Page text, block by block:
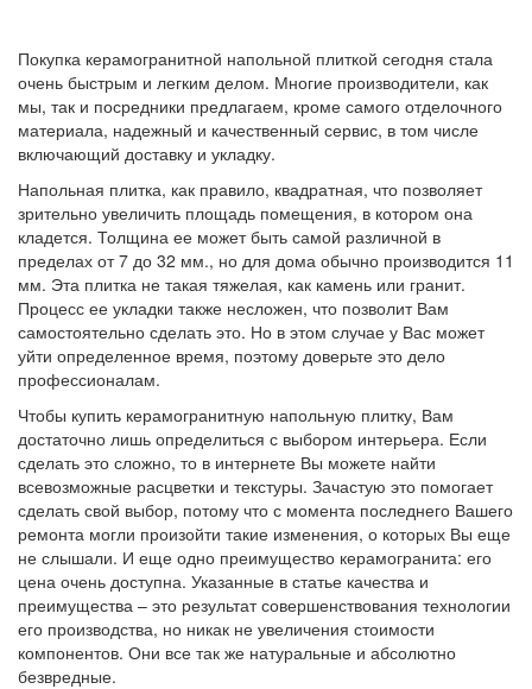
Покупка керамогранитной напольной плиткой сегодня стала
очень быстрым и легким делом. Многие производители, как
мы, так и посредники предлагаем, кроме самого отделочного
материала, надежный и качественный сервис, в том числе
включающий доставку и укладку.
Напольная плитка, как правило, квадратная, что позволяет
зрительно увеличить площадь помещения, в котором она
кладется. Толщина ее может быть самой различной в
пределах от 7 до 32 мм., но для дома обычно производится 11
мм. Эта плитка не такая тяжелая, как камень или гранит.
Процесс ее укладки также несложен, что позволит Вам
самостоятельно сделать это. Но в этом случае у Вас может
уйти определенное время, поэтому доверьте это дело
профессионалам.
Чтобы купить керамогранитную напольную плитку, Вам
достаточно лишь определиться с выбором интерьера. Если
сделать это сложно, то в интернете Вы можете найти
всевозможные расцветки и текстуры. Зачастую это помогает
сделать свой выбор, потому что с момента последнего Вашего
ремонта могли произойти такие изменения, о которых Вы еще
не слышали. И еще одно преимущество керамогранита: его
цена очень доступна. Указанные в статье качества и
преимущества – это результат совершенствования технологии
его производства, но никак не увеличения стоимости
компонентов. Они все так же натуральные и абсолютно
безвредные.